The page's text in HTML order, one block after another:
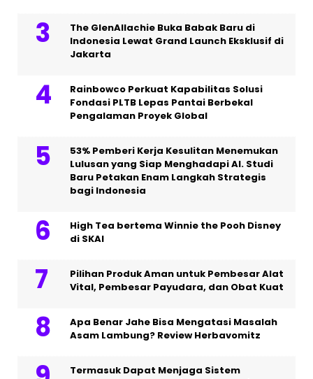
The GlenAllachie Buka Babak Baru di
Indonesia Lewat Grand Launch Eksklusif di
Jakarta
Rainbowco Perkuat Kapabilitas Solusi
Fondasi PLTB Lepas Pantai Berbekal
Pengalaman Proyek Global
53% Pemberi Kerja Kesulitan Menemukan
Lulusan yang Siap Menghadapi AI. Studi
Baru Petakan Enam Langkah Strategis
bagi Indonesia
High Tea bertema Winnie the Pooh Disney
di SKAI
Pilihan Produk Aman untuk Pembesar Alat
Vital, Pembesar Payudara, dan Obat Kuat
Apa Benar Jahe Bisa Mengatasi Masalah
Asam Lambung? Review Herbavomitz
Termasuk Dapat Menjaga Sistem